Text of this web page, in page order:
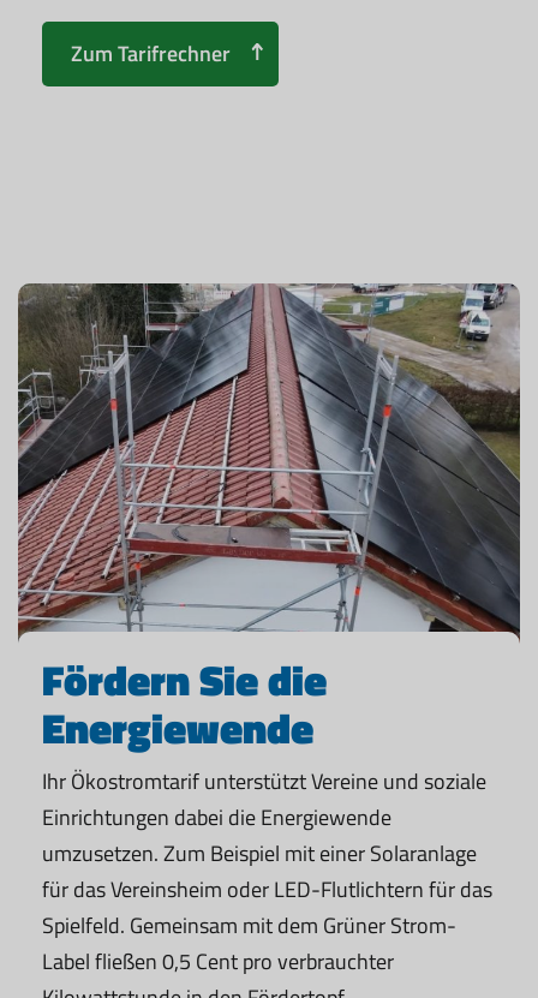
Zum Tarifrechner
Fördern Sie die
Energiewende
Ihr Ökostromtarif unterstützt Vereine und soziale
Einrichtungen dabei die Energiewende
umzusetzen. Zum Beispiel mit einer Solaranlage
für das Vereinsheim oder LED-Flutlichtern für das
Spielfeld. Gemeinsam mit dem Grüner Strom-
Label fließen 0,5 Cent pro verbrauchter